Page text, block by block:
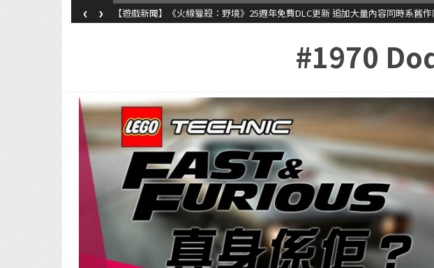
【遊戲新聞】《火線獵殺：野境》25週年免費DLC更新 追加大量內容同時系舊
‹ ›
#1970